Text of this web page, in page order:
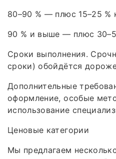
80–90 % — плюс 15–25 %
90 % и выше — плюс
Сроки выполнения.
сроки) обойдётся
Дополнительные
оформление, особые
использование
Ценовые категории
Мы предлагаем